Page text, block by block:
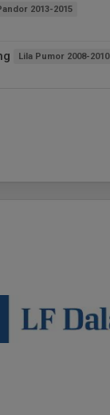
2013-2015
Lila Pumor 2008-2010